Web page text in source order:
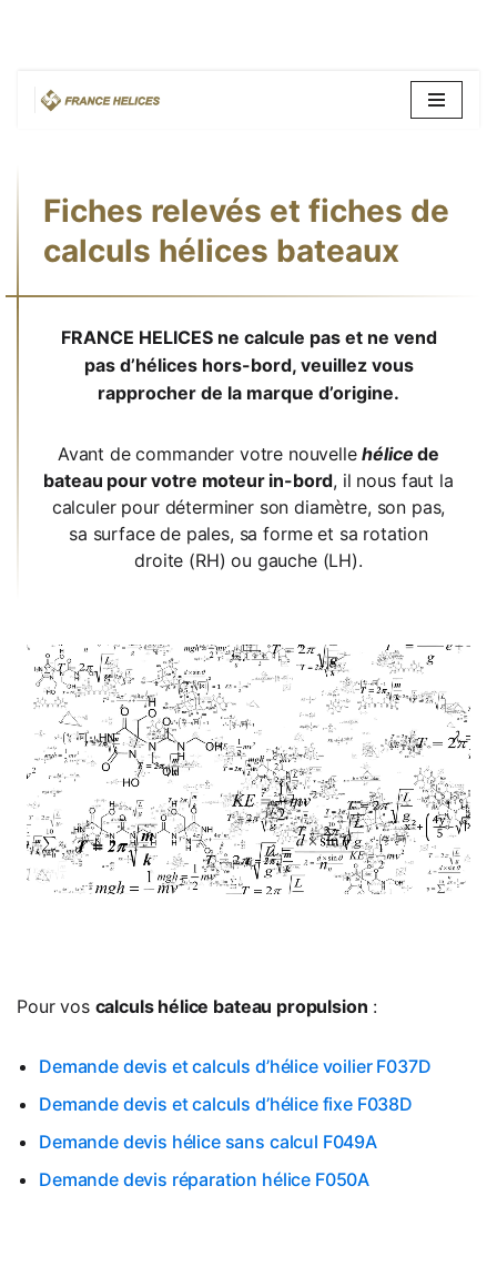
Fiches relevés et fiches de
calculs hélices bateaux
FRANCE HELICES ne calcule pas et ne vend
pas d’hélices hors-bord, veuillez vous
rapprocher de la marque d’origine.
Avant de commander votre nouvellehélice de
bateau pour votre moteur in-bord, il nous faut la
calculer pour déterminer son diamètre, son pas,
sa surface de pales, sa forme et sa rotation
droite (RH) ou gauche (LH).
Pour vos calculs hélice bateau propulsion :
Demande devis et calculs d’hélice voilier F037D
Demande devis et calculs d’hélice fixe F038D
Demande devis hélice sans calcul F049A
Demande devis réparation hélice F050A